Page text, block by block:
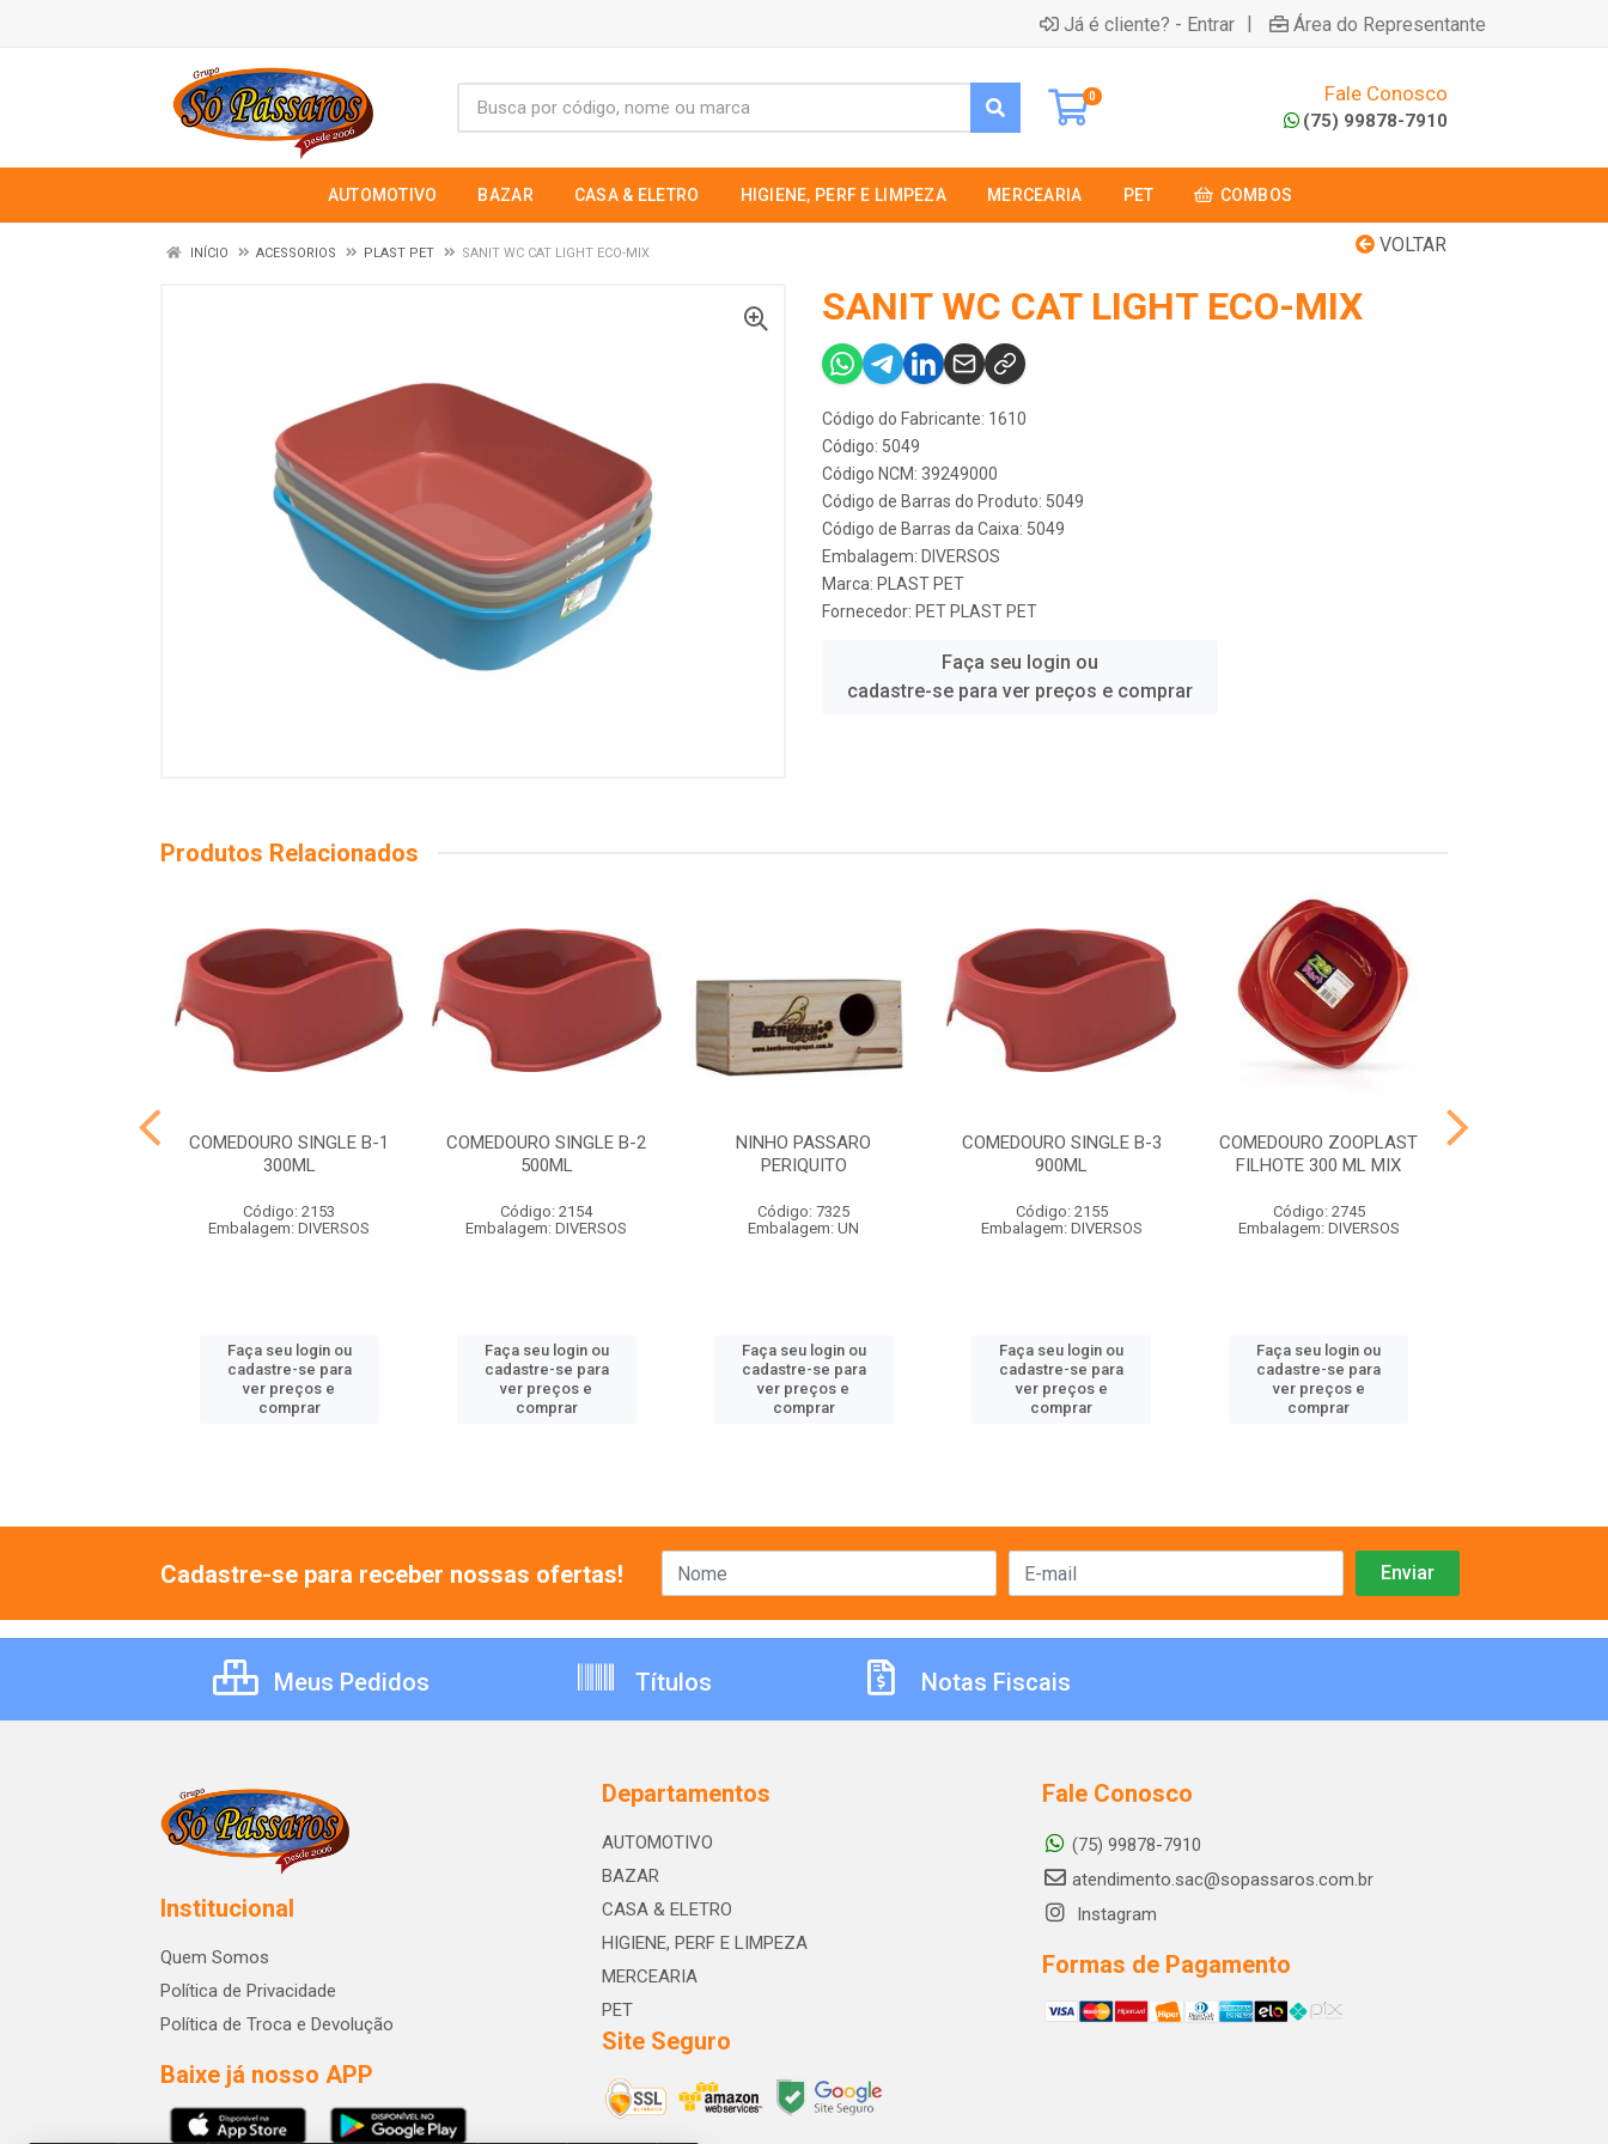
Já é cliente? - Entrar | Área do Representante
0 Fale Conosco
(75) 99878-7910
AUTOMOTIVO BAZAR CASA & ELETRO HIGIENE, PERF E LIMPEZA MERCEARIA PET COMBOS
VOLTAR
INÍCIO ACESSORIOS PLAST PET SANIT WC CAT LIGHT ECO-MIX
SANIT WC CAT LIGHT ECO-MIX
Código do Fabricante: 1610
Código: 5049
Código NCM: 39249000
Código de Barras do Produto: 5049
Código de Barras da Caixa: 5049
Embalagem: DIVERSOS
Marca: PLAST PET
Fornecedor: PET PLAST PET
Faça seu login ou
cadastre-se para ver preços e comprar
Produtos Relacionados
COMEDOURO SINGLE B-1
300ML
Código: 2153
Embalagem: DIVERSOS
Faça seu login ou
cadastre-se para
ver preços e
comprar
COMEDOURO SINGLE B-2
500ML
Código: 2154
Embalagem: DIVERSOS
Faça seu login ou
cadastre-se para
ver preços e
comprar
NINHO PASSARO
PERIQUITO
Código: 7325
Embalagem: UN
Faça seu login ou
cadastre-se para
ver preços e
comprar
COMEDOURO SINGLE B-3
900ML
Código: 2155
Embalagem: DIVERSOS
Faça seu login ou
cadastre-se para
ver preços e
comprar
COMEDOURO ZOOPLAST
FILHOTE 300 ML MIX
Código: 2745
Embalagem: DIVERSOS
Faça seu login ou
cadastre-se para
ver preços e
comprar
Cadastre-se para receber nossas ofertas!
Meus Pedidos Títulos Notas Fiscais
Institucional
Quem Somos
Política de Privacidade
Política de Troca e Devolução
Baixe já nosso APP
Departamentos
AUTOMOTIVO
BAZAR
CASA & ELETRO
HIGIENE, PERF E LIMPEZA
MERCEARIA
PET
Site Seguro
Fale Conosco
(75) 99878-7910
atendimento.sac@sopassaros.com.br
Instagram
Formas de Pagamento